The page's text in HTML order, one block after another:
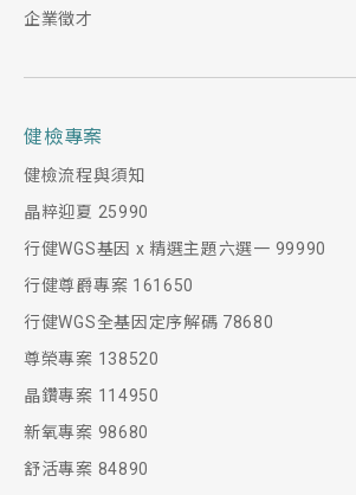
企業徵才
健檢專案
健檢流程與須知
晶粹迎夏 25990
行健WGS基因 x 精選主題六選一 99990
行健尊爵專案 161650
行健WGS全基因定序解碼 78680
尊榮專案 138520
晶鑽專案 114950
新氧專案 98680
舒活專案 84890